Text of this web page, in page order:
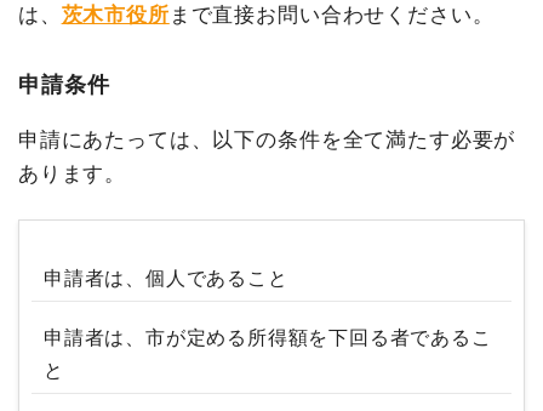
は、 茨木市役所 まで直接お問い合わせください。
申請条件
申請にあたっては、以下の条件を全て満たす必要が
あります。
申請者は、個人であること
申請者は、市が定める所得額を下回る者であるこ
と